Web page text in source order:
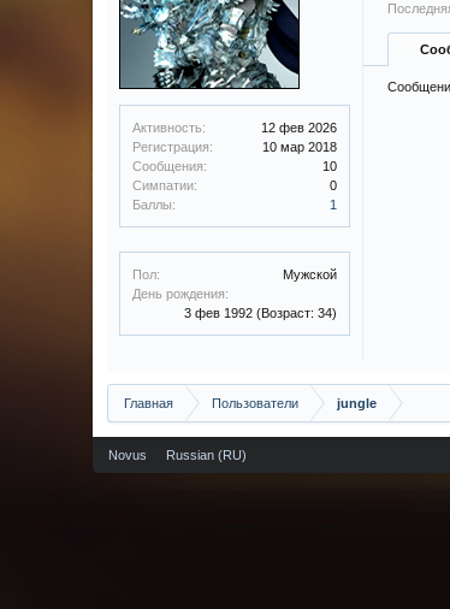
Активность:
12 фев 2026
Регистрация:
10 мар 2018
Сообщения:
10
Симпатии:
0
Баллы:
1
Пол:
Мужской
День рождения:
3 фев 1992 (Возраст: 34)
Главная Пользователи jungle
Novus Russian (RU)